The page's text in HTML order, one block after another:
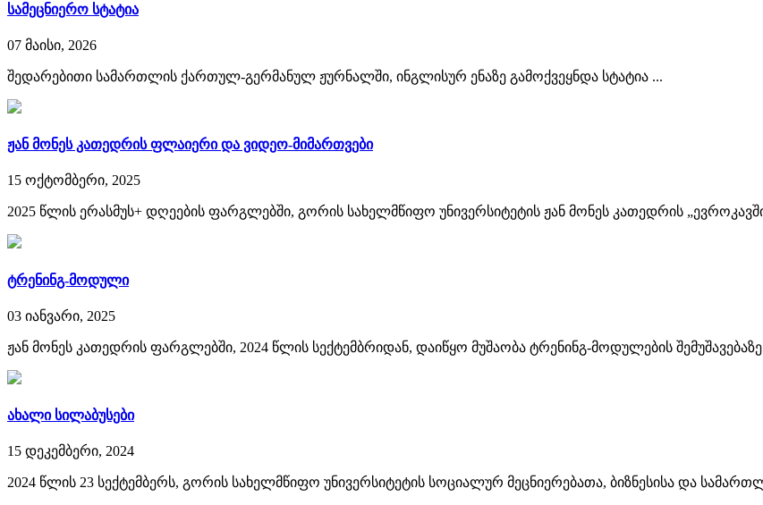
სამეცნიერო სტატია
07 მაისი, 2026
შედარებითი სამართლის ქართულ-გერმანულ ჟურნალში, ინგლისურ ენაზე გამოქვეყნდა სტატია ...
ჟან მონეს კათედრის ფლაიერი და ვიდეო-მიმართვები
15 ოქტომბერი, 2025
2025 წლის ერასმუს+ დღეების ფარგლებში, გორის სახელმწიფო უნივერსიტეტის ჟან მონეს კათედრის
ტრენინგ-მოდული
03 იანვარი, 2025
ჟან მონეს კათედრის ფარგლებში, 2024 წლის სექტემბრიდან, დაიწყო მუშაობა ტრენინგ-მოდულების
ახალი სილაბუსები
15 დეკემბერი, 2024
2024 წლის 23 სექტემბერს, გორის სახელმწიფო უნივერსიტეტის სოციალურ მეცნიერებათა, ბიზნესისა და